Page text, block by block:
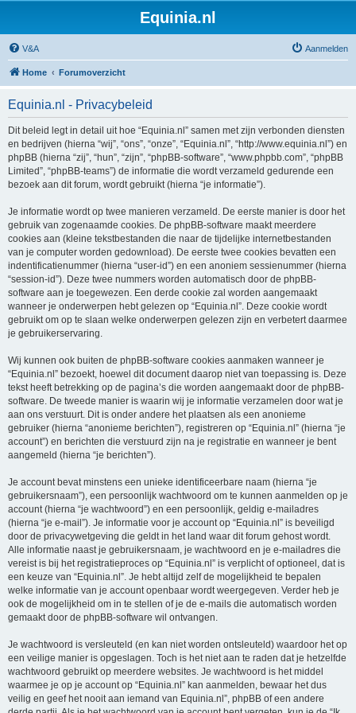
Equinia.nl
V&A Aanmelden
Home Forumoverzicht
Equinia.nl - Privacybeleid
Dit beleid legt in detail uit hoe “Equinia.nl” samen met zijn verbonden diensten
en bedrijven (hierna “wij”, “ons”, “onze”, “Equinia.nl”, “http://www.equinia.nl”) en
phpBB (hierna “zij”, “hun”, “zijn”, “phpBB-software”, “www.phpbb.com”, “phpBB
Limited”, “phpBB-teams”) de informatie die wordt verzameld gedurende een
bezoek aan dit forum, wordt gebruikt (hierna “je informatie”).
Je informatie wordt op twee manieren verzameld. De eerste manier is door het
gebruik van zogenaamde cookies. De phpBB-software maakt meerdere
cookies aan (kleine tekstbestanden die naar de tijdelijke internetbestanden
van je computer worden gedownload). De eerste twee cookies bevatten een
indentificatienummer (hierna “user-id”) en een anoniem sessienummer (hierna
“session-id”). Deze twee nummers worden automatisch door de phpBB-
software aan je toegewezen. Een derde cookie zal worden aangemaakt
wanneer je onderwerpen hebt gelezen op “Equinia.nl”. Deze cookie wordt
gebruikt om op te slaan welke onderwerpen gelezen zijn en verbetert daarmee
je gebruikerservaring.
Wij kunnen ook buiten de phpBB-software cookies aanmaken wanneer je
“Equinia.nl” bezoekt, hoewel dit document daarop niet van toepassing is. Deze
tekst heeft betrekking op de pagina’s die worden aangemaakt door de phpBB-
software. De tweede manier is waarin wij je informatie verzamelen door wat je
aan ons verstuurt. Dit is onder andere het plaatsen als een anonieme
gebruiker (hierna “anonieme berichten”), registreren op “Equinia.nl” (hierna “je
account”) en berichten die verstuurd zijn na je registratie en wanneer je bent
aangemeld (hierna “je berichten”).
Je account bevat minstens een unieke identificeerbare naam (hierna “je
gebruikersnaam”), een persoonlijk wachtwoord om te kunnen aanmelden op je
account (hierna “je wachtwoord”) en een persoonlijk, geldig e-mailadres
(hierna “je e-mail”). Je informatie voor je account op “Equinia.nl” is beveiligd
door de privacywetgeving die geldt in het land waar dit forum gehost wordt.
Alle informatie naast je gebruikersnaam, je wachtwoord en je e-mailadres die
vereist is bij het registratieproces op “Equinia.nl” is verplicht of optioneel, dat is
een keuze van “Equinia.nl”. Je hebt altijd zelf de mogelijkheid te bepalen
welke informatie van je account openbaar wordt weergegeven. Verder heb je
ook de mogelijkheid om in te stellen of je de e-mails die automatisch worden
gemaakt door de phpBB-software wil ontvangen.
Je wachtwoord is versleuteld (en kan niet worden ontsleuteld) waardoor het op
een veilige manier is opgeslagen. Toch is het niet aan te raden dat je hetzelfde
wachtwoord gebruikt op meerdere websites. Je wachtwoord is het middel
waarmee je op je account op “Equinia.nl” kan aanmelden, bewaar het dus
veilig en geef het nooit aan iemand van Equinia.nl”, phpBB of een andere